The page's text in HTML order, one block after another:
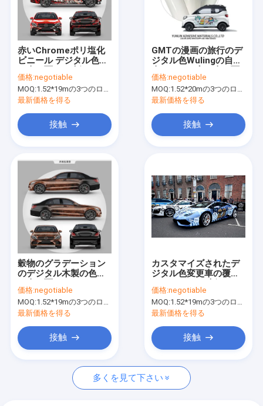
プロダクト
私達について
工場旅行
品質管理
私達に連絡しなさい
ニュース
引用を要求しなさい
デジタル プリント用フィルム
赤いChromeポリ塩化
ビニール デジタル色変
る無光沢の表面の毒液
ポスター
価格:negotiable
MOQ:1.52*19mの3つのロールを意味する1.52*57m、
最新価格を得る
接触
GMTの漫画の旅行のデ
ジタル色Wulingの自動
いのビニール
価格:negotiable
MOQ:1.52*20mの3つのロールを意味する1.52*60m、
最新価格を得る
接触
穀物のグラデーション
のデジタル木製の色変
の厚さ
価格:negotiable
MOQ:1.52*19mの3つのロールを意味する1.52*57m、
最新価格を得る
接触
カスタマイズされたデ
ジタル色変更車の覆い
るマット
価格:negotiable
MOQ:1.52*19mの3つのロールを意味する1.52*57m、
最新価格を得る
接触
多くを見て下さい